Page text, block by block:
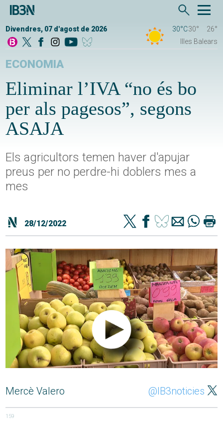
Divendres, 07 d'agost de 2026 30°C30°
26°
Illes Balears
ECONOMIA
Eliminar l’IVA “no és bo
per als pagesos”, segons
ASAJA
Els agricultors temen haver d'apujar
preus per no perdre-hi doblers mes a
mes
28/12/2022
Mercè Valero @IB3noticies
159